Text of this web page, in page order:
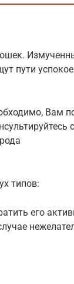
пути
Вам
с
типов:
его